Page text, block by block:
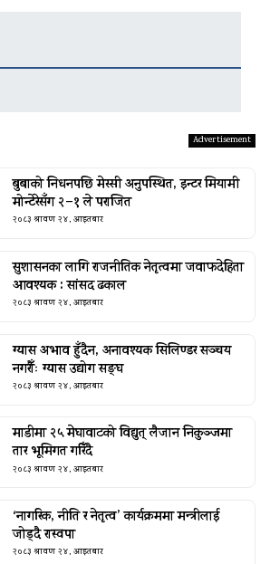
बुबाको निधनपछि मेस्सी अनुपस्थित, इन्टर मियामी
मोन्टेरेसँग २–१ ले पराजित
२०८३ श्रावण २४, आइतबार
सुशासनका लागि राजनीतिक नेतृत्वमा जवाफदेहिता
आवश्यक : सांसद ढकाल
२०८३ श्रावण २४, आइतबार
ग्यास अभाव हुँदैन, अनावश्यक सिलिण्डर सञ्चय
नगरौँः ग्यास उद्योग सङ्घ
२०८३ श्रावण २४, आइतबार
माडीमा २५ मेघावाटको विद्युत् लैजान निकुञ्जमा
तार भूमिगत गरिँदै
२०८३ श्रावण २४, आइतबार
‘नागरिक, नीति र नेतृत्व’ कार्यक्रममा मन्त्रीलाई
जोड्दै रास्वपा
२०८३ श्रावण २४, आइतबार